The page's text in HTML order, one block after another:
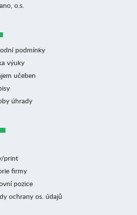
o.s.
podmínky
výuky
učeben
úhrady
print
firmy
pozice
ochrany os. údajů